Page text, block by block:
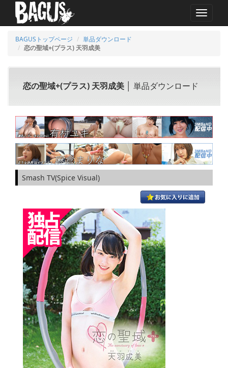
MENU
BAGUSトップページ
単品ダウンロード
恋の聖域+(プラス) 天羽成美
恋の聖域+(プラス) 天羽成美 │ 単品ダウンロード
Smash TV(Spice Visual)